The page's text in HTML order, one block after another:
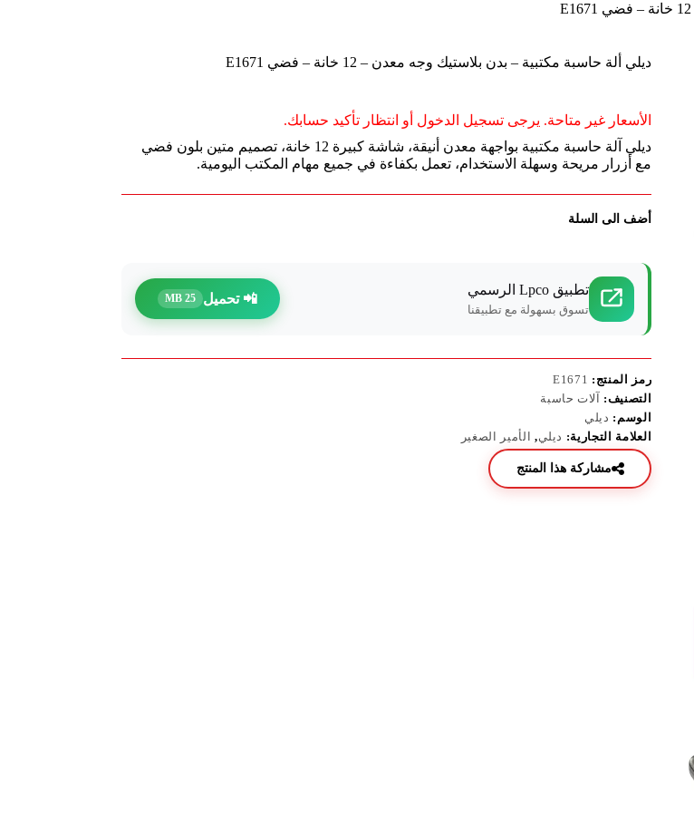
ديلي ألة حاسبة مكتبية – بدن بلاستيك وجه معدن – 12 خانة – فضي E1671
الأسعار غير متاحة. يرجى تسجيل الدخول أو انتظار تأكيد حسابك.
ديلي آلة حاسبة مكتبية بواجهة معدن أنيقة، شاشة كبيرة 12 خانة، تصميم متين بلون فضي
مع أزرار مريحة وسهلة الاستخدام، تعمل بكفاءة في جميع مهام المكتب اليومية.
أضف الى السلة
تطبيق Lpco الرسمي
تسوق بسهولة مع تطبيقنا
📲 تحميل 25 MB
رمز المنتج: E1671
التصنيف:
آلات حاسبة
الوسم: ديلي
العلامة التجارية: ديلي, الأمير الصغير
مشاركة هذا المنتج